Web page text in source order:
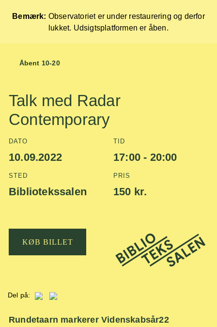
Bemærk: Observatoriet er under restaurering og derfor
lukket. Udsigtsplatformen er åben.
Skip
content
Åbent 10-20
Talk med Radar
Contemporary
DATO
10.09.2022
TID
17:00 - 20:00
STED
Bibliotekssalen
PRIS
150 kr.
KØB BILLET
Del på:
Rundetaarn markerer Videnskabsår22